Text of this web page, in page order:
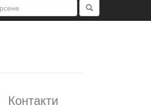
Контакти